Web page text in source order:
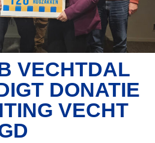
VECHTDAL
DONATIE
VECHT